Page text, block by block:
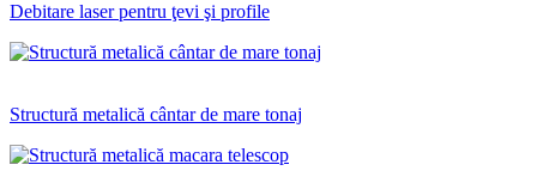
Debitare laser pentru ţevi şi profile
Structură metalică cântar de mare tonaj